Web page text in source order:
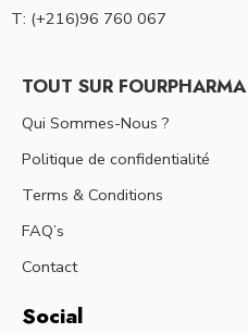
T: (+216)96 760 067
TOUT SUR FOURPHARMA
Qui Sommes-Nous ?
Politique de confidentialité
Terms & Conditions
FAQ’s
Contact
Social